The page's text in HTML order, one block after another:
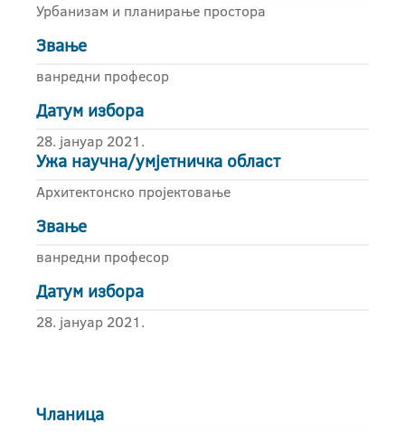
Урбанизам и планирање простора
Звање
ванредни професор
Датум избора
28. јануар 2021.
Ужа научна/умјетничка област
Архитектонско пројектовање
Звање
ванредни професор
Датум избора
28. јануар 2021.
Чланица